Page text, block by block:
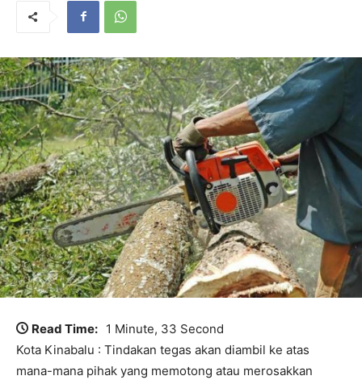
Read Time: 1 Minute, 33 Second
Kota Kinabalu : Tindakan tegas akan diambil ke atas
mana-mana pihak yang memotong atau merosakkan